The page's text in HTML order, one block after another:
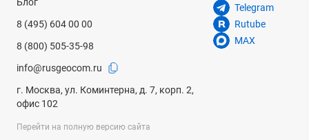
8 (495) 604 00 00
8 (800) 505-35-98
info@rusgeocom.ru
г. Москва, ул. Коминтерна, д. 7, корп. 2,
офис 102
Telegram
Rutube
MAX
Перейти на полную версию сайта